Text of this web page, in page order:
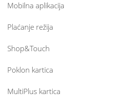
Mobilna aplikacija
Plaćanje režija
Shop&Touch
Poklon kartica
MultiPlus kartica